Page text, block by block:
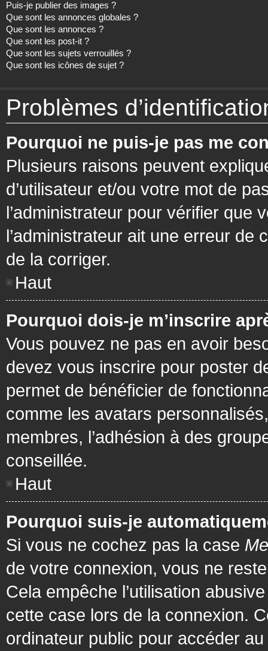
Puis-je publier des images ?
Que sont les annonces globales ?
Que sont les annonces ?
Que sont les post-it ?
Que sont les sujets verrouillés ?
Que sont les icônes de sujet ?
Problèmes
Pourquoi ne puis-je pas me
Plusieurs raisons peuvent
d’utilisateur et/ou votre mot de
l’administrateur pour vérifier que
l’administrateur ait une erreur de
de la corriger.
Haut
Pourquoi dois-je m’inscrire
Vous pouvez ne pas en avoir
devez vous inscrire pour poster
permet de bénéficier de
comme les avatars
membres, l’adhésion à des
conseillée.
Haut
Pourquoi suis-je
Si vous ne cochez pas la case
de votre connexion, vous ne
Cela empêche l’utilisation
cette case lors de la connexion.
ordinateur public pour accéder